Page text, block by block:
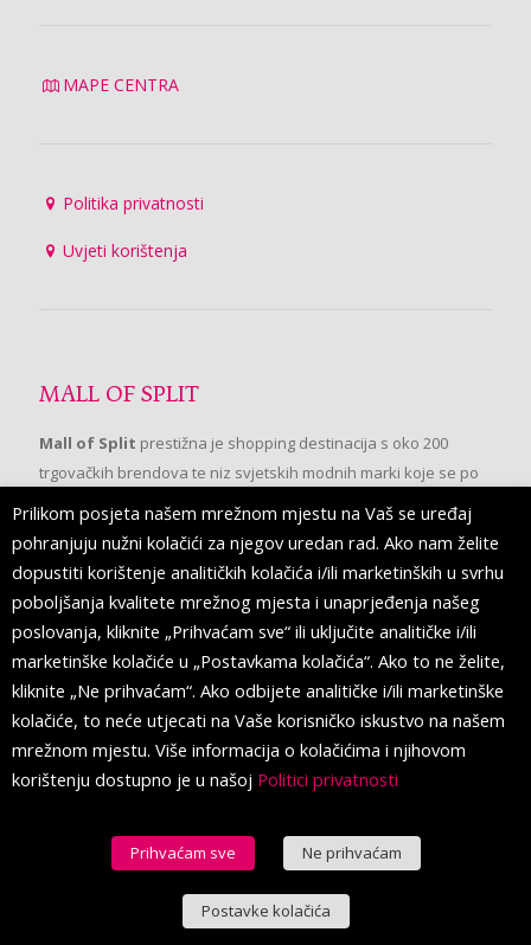
MAPE CENTRA
Politika privatnosti
Uvjeti korištenja
MALL OF SPLIT
Mall of Split prestižna je shopping destinacija s oko 200
trgovačkih brendova te niz svjetskih modnih marki koje se po
prvi put pojavljuju u Splitu.
PRATITE NAS
© 2016 Mall of Split. All Rights Reserved.
Prilikom posjeta našem mrežnom mjestu na Vaš se uređaj
pohranjuju nužni kolačići za njegov uredan rad. Ako nam želite
dopustiti korištenje analitičkih kolačića i/ili marketinških u svrhu
poboljšanja kvalitete mrežnog mjesta i unaprjeđenja našeg
poslovanja, kliknite „Prihvaćam sve“ ili uključite analitičke i/ili
marketinške kolačiće u „Postavkama kolačića“. Ako to ne želite,
kliknite „Ne prihvaćam“. Ako odbijete analitičke i/ili marketinške
kolačiće, to neće utjecati na Vaše korisničko iskustvo na našem
mrežnom mjestu. Više informacija o kolačićima i njihovom
korištenju dostupno je u našoj Politici privatnosti
Prihvaćam sve Ne prihvaćam
Postavke kolačića